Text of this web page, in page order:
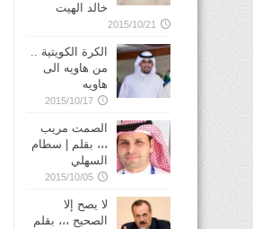
خالد الهيت
2015/10/21
الكرة الكويتية ..
من هاويه الى
هاويه
2015/10/17
الصمت مريب
،،، بقلم | سطام
السهلي
2015/10/05
لا يصح إلا
الصحيح ،،، بقلم